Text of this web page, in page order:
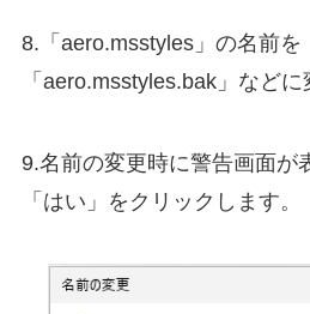
8.「aero.msstyles」の名前を
「aero.msstyles.bak」などに
9.名前の変更時に警告画面が
「はい」をクリックします。